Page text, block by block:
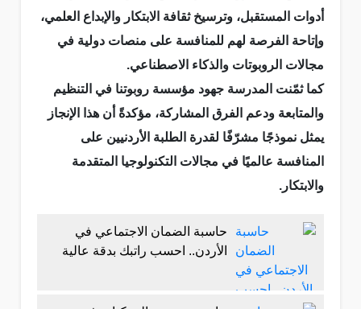
أدوات المستقبل، وترسيخ ثقافة الابتكار والإبداع العلمي،
وإتاحة الفرصة لهم للمنافسة على منصات دولية في
مجالات الروبوتات والذكاء الاصطناعي.
كما ثمّنت المدرسة جهود مؤسسة روبوتنا في التنظيم
والمتابعة ودعم الفرق المشاركة، مؤكدةً أن هذا الإنجاز
يمثل نموذجًا مشرّفًا لقدرة الطلبة الأردنيين على
المنافسة عالميًا في مجالات التكنولوجيا المتقدمة
والابتكار.
حاسبة الضمان الاجتماعي في
الأردن.. احسب راتبك بدقة عالية